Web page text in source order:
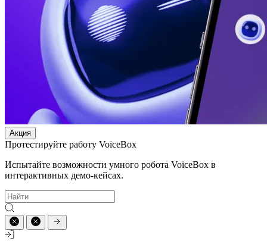
Акция
Протестируйте работу VoiceBox
Испытайте возможности умного робота VoiceBox в
интерактивных демо-кейсах.